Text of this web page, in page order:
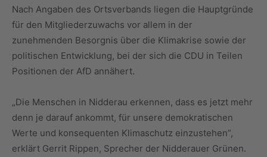
Nach Angaben des Ortsverbands liegen die Hauptgründe
für den Mitgliederzuwachs vor allem in der
zunehmenden Besorgnis über die Klimakrise sowie der
politischen Entwicklung, bei der sich die CDU in Teilen
Positionen der AfD annähert.
„Die Menschen in Nidderau erkennen, dass es jetzt mehr
denn je darauf ankommt, für unsere demokratischen
Werte und konsequenten Klimaschutz einzustehen”,
erklärt Gerrit Rippen, Sprecher der Nidderauer Grünen.